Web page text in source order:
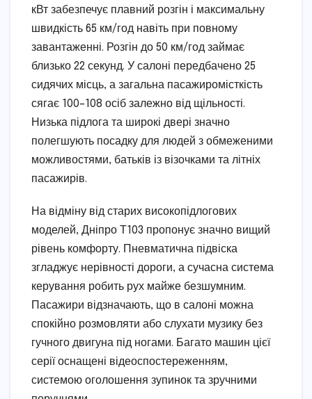
кВт забезпечує плавний розгін і максимальну
швидкість 65 км/год навіть при повному
завантаженні. Розгін до 50 км/год займає
близько 22 секунд. У салоні передбачено 25
сидячих місць, а загальна пасажиромісткість
сягає 100–108 осіб залежно від щільності.
Низька підлога та широкі двері значно
полегшують посадку для людей з обмеженими
можливостями, батьків із візочками та літніх
пасажирів.
На відміну від старих високопідлогових
моделей, Дніпро Т103 пропонує значно вищий
рівень комфорту. Пневматична підвіска
згладжує нерівності дороги, а сучасна система
керування робить рух майже безшумним.
Пасажири відзначають, що в салоні можна
спокійно розмовляти або слухати музику без
гучного двигуна під ногами. Багато машин цієї
серії оснащені відеоспостереженням,
системою оголошення зупинок та зручними